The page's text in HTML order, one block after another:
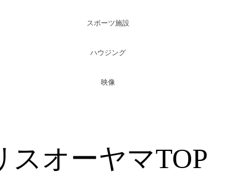
スオーヤマTOP
スポーツ施設
ハウジング
映像